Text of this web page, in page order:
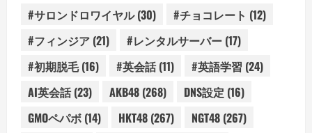
#サロンドロワイヤル(30) #チョコレート (12)
#フィンジア (21) #レンタルサーバー (17)
#初期脱毛(16) #英会話(11) #英語学習 (24)
AI英会話(23) AKB48 (268) DNS設定 (16)
GMOペパボ (14) HKT48 (267) NGT48 (267)